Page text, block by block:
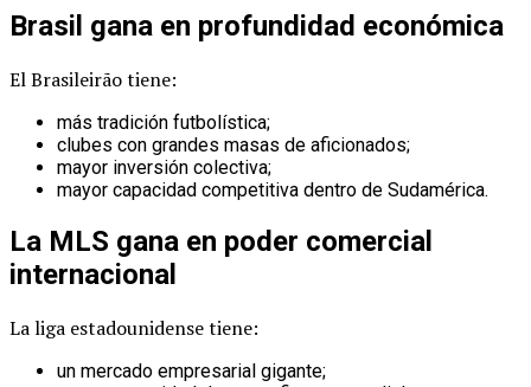
Brasil gana en profundidad económica
El Brasileirão tiene:
más tradición futbolística;
clubes con grandes masas de aficionados;
mayor inversión colectiva;
mayor capacidad competitiva dentro de Sudamérica.
La MLS gana en poder comercial
internacional
La liga estadounidense tiene:
un mercado empresarial gigante;